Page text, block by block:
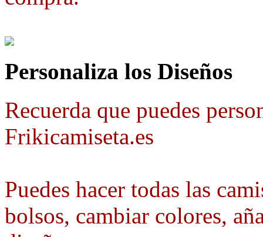
Personaliza los Diseños
Recuerda que puedes
Frikicamiseta.es
Puedes hacer todas las
bolsos, cambiar colores,